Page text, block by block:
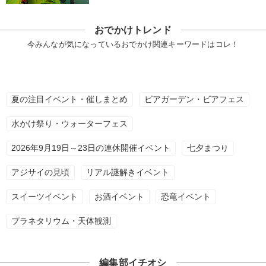
おでかけトレンド
今みんなが気になっているおでかけ関連キーワードはコレ！
夏の注目イベント・催しまとめ ビアガーデン・ビアフェス
水かけ祭り・ウォーターフェス
2026年9月19日～23日の連休開催イベント 七夕まつり
アジサイの見頃 リアル謎解きイベント
スイーツイベント お酒イベント 恐竜イベント
プラネタリウム・天体観測
編集部イチオシ